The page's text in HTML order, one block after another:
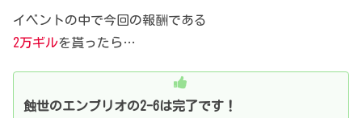
イベントの中で今回の報酬である
2万ギルを貰ったら…
蝕世のエンブリオの2-6は完了です！